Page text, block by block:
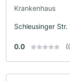
Krankenhaus
Schleusinger
0.0